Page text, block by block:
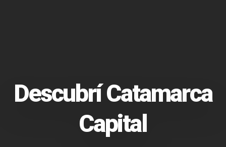
Descubrí Catamarca
Capital